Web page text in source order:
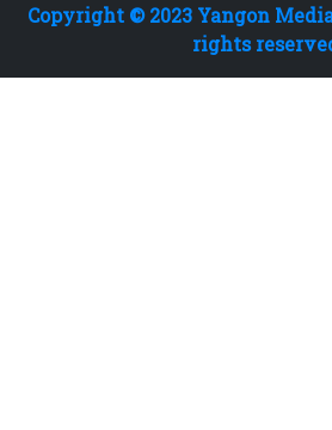
Copyright © 2023 Yangon
rights